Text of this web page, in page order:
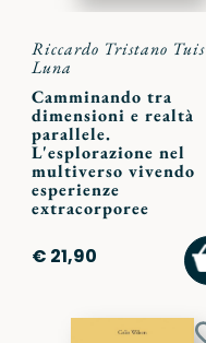
Riccardo Tristano Tuis
Luna
Camminando tra
dimensioni e realtà
parallele.
L'esplorazione nel
multiverso vivendo
esperienze
extracorporee
€ 21,90